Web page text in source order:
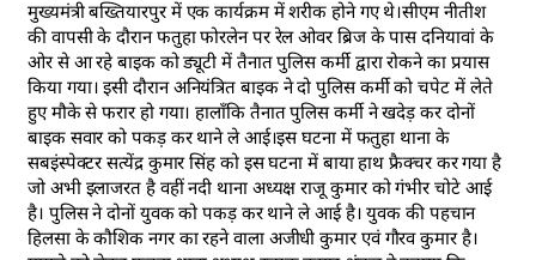
मुख्यमंत्री बख्तियारपुर में एक कार्यक्रम में शरीक होने गए थे।सीएम नीतीश
की वापसी के दौरान फतुहा फोरलेन पर रेल ओवर ब्रिज के पास दनियावां के
ओर से आ रहे बाइक को ड्यूटी में तैनात पुलिस कर्मी द्वारा रोकने का प्रयास
किया गया। इसी दौरान अनियंत्रित बाइक ने दो पुलिस कर्मी को चपेट में लेते
हुए मौके से फरार हो गया। हालाँकि तैनात पुलिस कर्मी ने खदेड़ कर दोनों
बाइक सवार को पकड़ कर थाने ले आई।इस घटना में फतुहा थाना के
सबइंस्पेक्टर सत्येंद्र कुमार सिंह को इस घटना में बाया हाथ फ्रैक्चर कर गया है
जो अभी इलाजरत है वहीं नदी थाना अध्यक्ष राजू कुमार को गंभीर चोटे आई
है। पुलिस ने दोनों युवक को पकड़ कर थाने ले आई है। युवक की पहचान
हिलसा के कौशिक नगर का रहने वाला अजीधी कुमार एवं गौरव कुमार है।